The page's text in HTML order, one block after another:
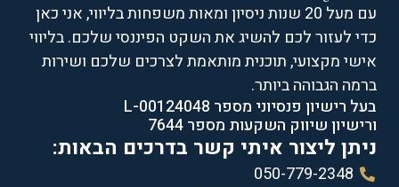
עם מעל 20 שנות ניסיון ומאות משפחות בליווי, אני כאן
כדי לעזור לכם להשיג את השקט הפיננסי שלכם. בליווי
אישי מקצועי, תוכנית מותאמת לצרכים שלכם ושירות
ברמה הגבוהה ביותר.
בעל רישיון פנסיוני מספר L-00124048
ורישיון שיווק השקעות מספר 7644
ניתן ליצור איתי קשר בדרכים הבאות:
050-779-2348